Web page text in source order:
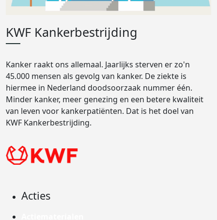
KWF Kankerbestrijding
Kanker raakt ons allemaal. Jaarlijks sterven er zo'n
45.000 mensen als gevolg van kanker. De ziekte is
hiermee in Nederland doodsoorzaak nummer één.
Minder kanker, meer genezing en een betere kwaliteit
van leven voor kankerpatiënten. Dat is het doel van
KWF Kankerbestrijding.
Acties